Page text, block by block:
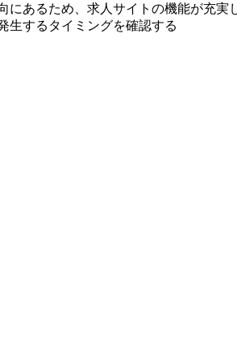
あるため、求人サイトの機能が充実
生するタイミングを確認する